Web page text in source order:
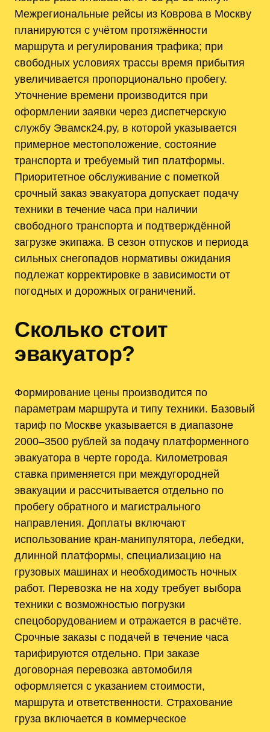
Межрегиональные рейсы из Коврова в Москву
планируются с учётом протяжённости
маршрута и регулирования трафика; при
свободных условиях трассы время прибытия
увеличивается пропорционально пробегу.
Уточнение времени производится при
оформлении заявки через диспетчерскую
службу Эвамск24.ру, в которой указывается
примерное местоположение, состояние
транспорта и требуемый тип платформы.
Приоритетное обслуживание с пометкой
срочный заказ эвакуатора допускает подачу
техники в течение часа при наличии
свободного транспорта и подтверждённой
загрузке экипажа. В сезон отпусков и периода
сильных снегопадов нормативы ожидания
подлежат корректировке в зависимости от
погодных и дорожных ограничений.
Сколько стоит
эвакуатор?
Формирование цены производится по
параметрам маршрута и типу техники. Базовый
тариф по Москве указывается в диапазоне
2000–3500 рублей за подачу платформенного
эвакуатора в черте города. Километровая
ставка применяется при междугородней
эвакуации и рассчитывается отдельно по
пробегу обратного и магистрального
направления. Доплаты включают
использование кран-манипулятора, лебедки,
длинной платформы, специализацию на
грузовых машинах и необходимость ночных
работ. Перевозка не на ходу требует выбора
техники с возможностью погрузки
спецоборудованием и отражается в расчёте.
Срочные заказы с подачей в течение часа
тарифируются отдельно. При заказе
договорная перевозка автомобиля
оформляется с указанием стоимости,
маршрута и ответственности. Страхование
груза включается в коммерческое